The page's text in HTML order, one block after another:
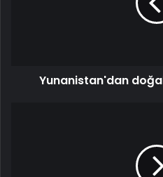
Yunanistan'dan